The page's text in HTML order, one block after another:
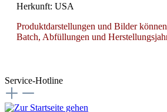
Herkunft: USA
Produktdarstellungen und Bilder
Batch, Abfüllungen und
Service-Hotline